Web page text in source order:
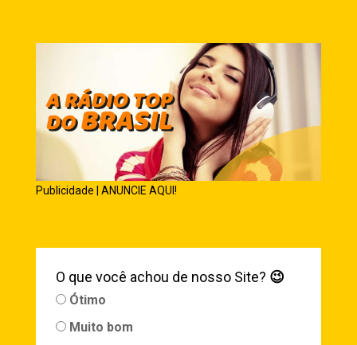
Publicidade | ANUNCIE AQUI!
O que você achou de nosso Site? 😉
Ótimo
Muito bom